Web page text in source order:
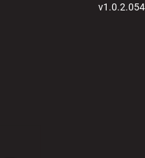
v1.0.2.054